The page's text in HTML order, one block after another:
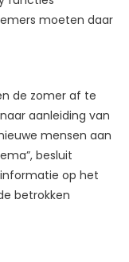
moeten daar
de zomer af te
aanleiding van
mensen aan
besluit
informatie op het
betrokken